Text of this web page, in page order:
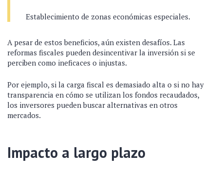
Establecimiento de zonas económicas especiales.
A pesar de estos beneficios, aún existen desafíos. Las
reformas fiscales pueden desincentivar la inversión si se
perciben como ineficaces o injustas.
Por ejemplo, si la carga fiscal es demasiado alta o si no hay
transparencia en cómo se utilizan los fondos recaudados,
los inversores pueden buscar alternativas en otros
mercados.
Impacto a largo plazo